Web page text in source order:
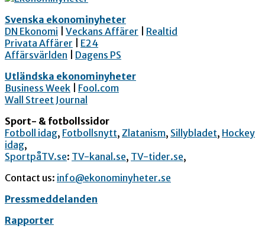
Svenska ekonominyheter
DN Ekonomi
Veckans Affärer
Realtid
Privata Affärer
E24
Affärsvärlden
Dagens PS
Utländska ekonominyheter
Business Week
Fool.com
Wall Street Journal
Sport- & fotbollssidor
Fotboll idag, Fotbollsnytt, Zlatanism, Sillybladet, Hockey
idag,
SportpåTV.se: TV-kanal.se, TV-tider.se,
Contact us: info@ekonominyheter.se
Pressmeddelanden
Rapporter